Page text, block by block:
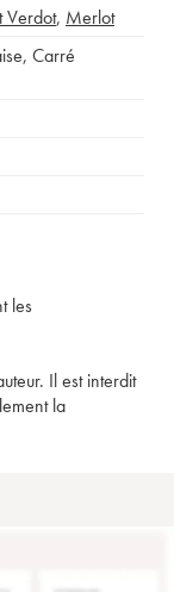
Verdot, Merlot
, Carré
les
Il est interdit
la